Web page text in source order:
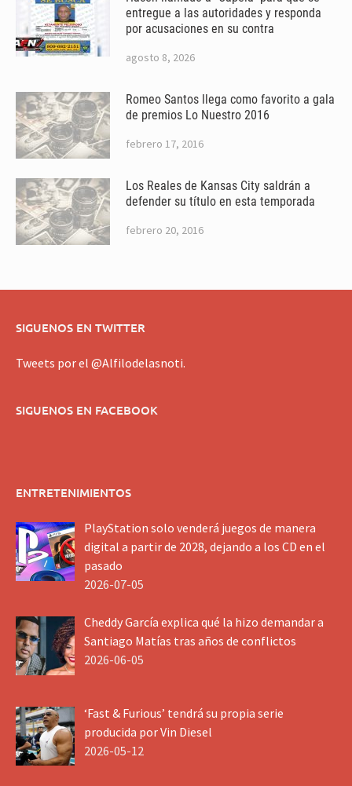
entregue a las autoridades y responda
por acusaciones en su contra
agosto 8, 2026
Romeo Santos llega como favorito a gala
de premios Lo Nuestro 2016
febrero 17, 2016
Los Reales de Kansas City saldrán a
defender su título en esta temporada
febrero 20, 2016
SIGUENOS EN TWITTER
Tweets por el @Alfilodelasnoti.
SIGUENOS EN FACEBOOK
ENTRETENIMIENTOS
PlayStation solo venderá juegos de manera
digital a partir de 2028, dejando a los CD en el
pasado
2026-07-05
Cheddy García explica qué la hizo demandar a
Santiago Matías tras años de conflictos
2026-06-05
‘Fast & Furious’ tendrá su propia serie
producida por Vin Diesel
2026-05-12